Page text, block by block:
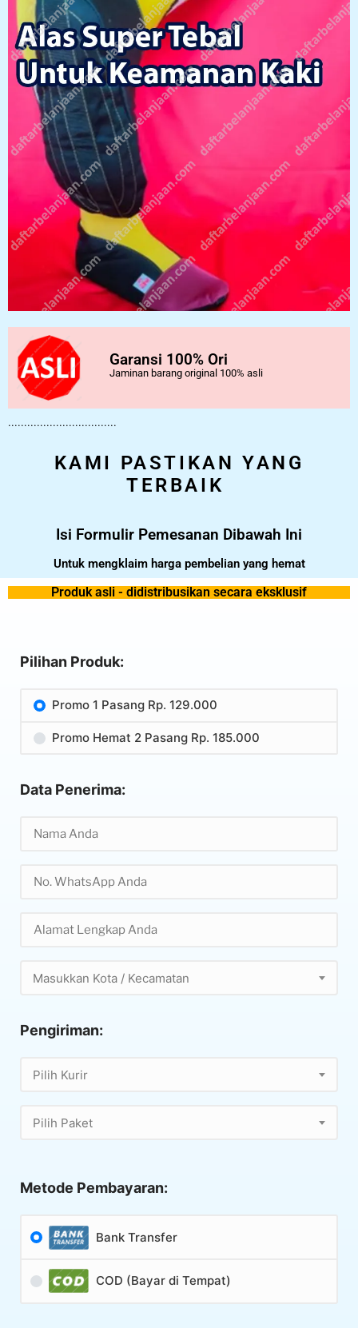
Garansi 100% Ori
Jaminan barang original 100% asli
..................................
KAMI PASTIKAN YANG
TERBAIK
Isi Formulir Pemesanan Dibawah Ini
Untuk mengklaim harga pembelian yang hemat
Produk asli - didistribusikan secara eksklusif
Pilihan Produk:
Promo 1 Pasang Rp. 129.000
Promo Hemat 2 Pasang Rp. 185.000
Data Penerima:
Masukkan Kota / Kecamatan
Pengiriman:
Pilih Kurir
Pilih Paket
Metode Pembayaran:
Bank Transfer
COD (Bayar di Tempat)